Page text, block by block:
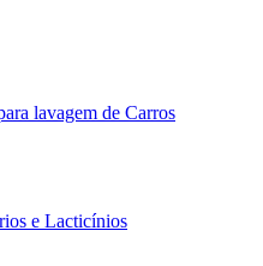
lavagem de Carros
e Lacticínios